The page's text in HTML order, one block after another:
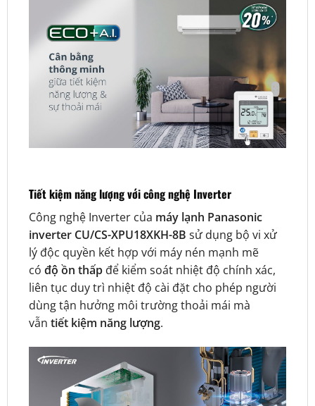
Tiết kiệm năng lượng với công nghệ Inverter
Công nghệ Inverter của máy lạnh Panasonic
inverter CU/CS-XPU18XKH-8B sử dụng bộ vi xử
lý độc quyền kết hợp với máy nén mạnh mẽ
có độ ồn thấpđể kiểm soát nhiệt độ chính xác,
liên tục duy trì nhiệt độ cài đặt cho phép người
dùng tận hưởng môi trường thoải mái mà
vẫn tiết kiệm năng lượng.